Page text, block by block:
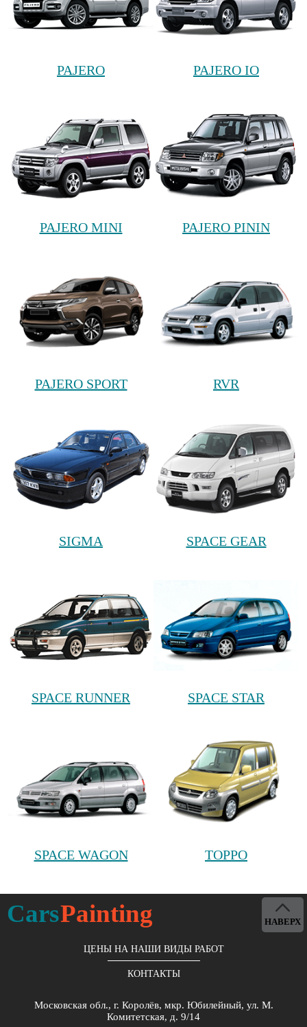
PAJERO PAJERO IO
PAJERO MINI PAJERO PININ
PAJERO SPORT RVR
SIGMA SPACE GEAR
SPACE RUNNER SPACE STAR
SPACE WAGON TOPPO
CarsPainting
ЦЕНЫ НА НАШИ ВИДЫ РАБОТ
КОНТАКТЫ
Московская обл., г. Королёв, мкр. Юбилейный, ул. М.
Комитетская, д. 9/14
НАВЕРХ